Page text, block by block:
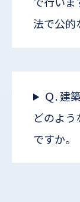
法で公的
Ｑ. 建
どのよ
ですか。